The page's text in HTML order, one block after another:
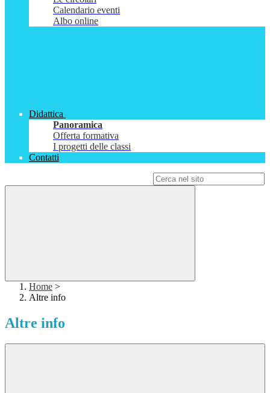
Calendario eventi
Albo online
Didattica
Panoramica
Offerta formativa
I progetti delle classi
Contatti
Home >
Altre info
Altre info